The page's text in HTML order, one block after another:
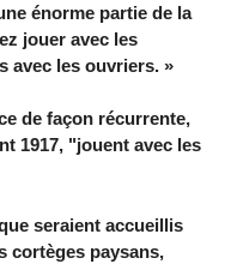
énorme partie de la
jouer avec les
avec les ouvriers. »
de façon récurrente,
1917, "jouent avec les
seraient accueillis
cortèges paysans,